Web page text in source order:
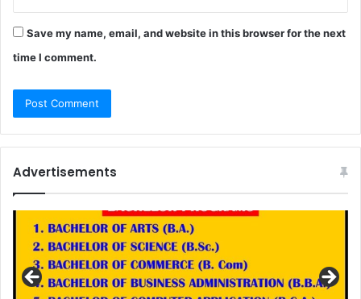
Save my name, email, and website in this browser for the next
time I comment.
Advertisements